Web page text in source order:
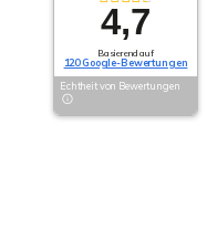
4,7
Basierend auf
120 Google-Bewertungen
Echtheit von Bewertungen